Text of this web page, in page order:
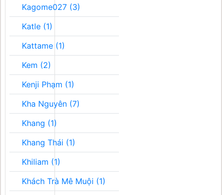
Kagome027 (3)
Katle (1)
Kattame (1)
Kem (2)
Kenji Phạm (1)
Kha Nguyên (7)
Khang (1)
Khang Thái (1)
Khiliam (1)
Khách Trà Mê Muội (1)